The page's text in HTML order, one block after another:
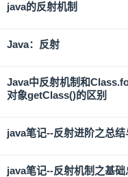
java的反射机制
Java：反射
Java中反射机制和
对象getClass()的区别
java笔记--反射进阶之总结
java笔记--反射机制之基